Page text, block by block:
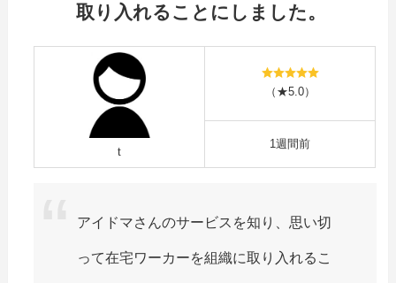
取り入れることにしました。
t
（★5.0）
1週間前
アイドマさんのサービスを知り、思い切
って在宅ワーカーを組織に取り入れるこ